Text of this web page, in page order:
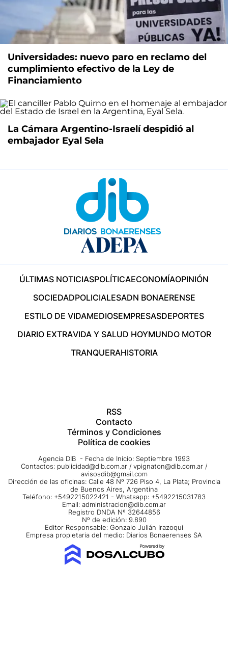
Universidades: nuevo paro en reclamo del
cumplimiento efectivo de la Ley de
Financiamiento
La Cámara Argentino-Israelí despidió al
embajador Eyal Sela
ÚLTIMAS NOTICIASPOLÍTICAECONOMÍAOPINIÓN
SOCIEDADPOLICIALESADN BONAERENSE
ESTILO DE VIDAMEDIOSEMPRESASDEPORTES
DIARIO EXTRAVIDA Y SALUD HOYMUNDO MOTOR
TRANQUERAHISTORIA
RSS
Contacto
Términos y Condiciones
Política de cookies
Agencia DIB - Fecha de Inicio: Septiembre 1993
Contactos: publicidad@dib.com.ar / vpignaton@dib.com.ar /
avisosdib@gmail.com
Dirección de las oficinas: Calle 48 Nº 726 Piso 4, La Plata; Provincia
de Buenos Aires, Argentina
Teléfono: +5492215022421 - Whatsapp: +5492215031783
Email: administracion@dib.com.ar
Registro DNDA Nº 32644856
Nº de edición: 9.890
Editor Responsable: Gonzalo Julián Irazoqui
Empresa propietaria del medio: Diarios Bonaerenses SA